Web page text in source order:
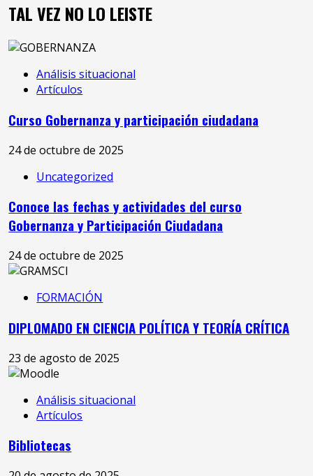
TAL VEZ NO LO LEISTE
Análisis situacional
Artículos
Curso Gobernanza y participación ciudadana
24 de octubre de 2025
Uncategorized
Conoce las fechas y actividades del curso
Gobernanza y Participación Ciudadana
24 de octubre de 2025
FORMACIÓN
DIPLOMADO EN CIENCIA POLÍTICA Y TEORÍA CRÍTICA
23 de agosto de 2025
Análisis situacional
Artículos
Bibliotecas